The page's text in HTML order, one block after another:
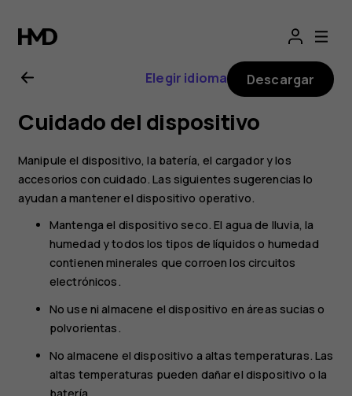
Manual
del
usuario
de
Nokia 110
(2019)
Elegir idioma Descargar
Cuidado del dispositivo
Manipule el dispositivo, la batería, el cargador y los
accesorios con cuidado. Las siguientes sugerencias lo
ayudan a mantener el dispositivo operativo.
Mantenga el dispositivo seco. El agua de lluvia, la
humedad y todos los tipos de líquidos o humedad
contienen minerales que corroen los circuitos
electrónicos.
No use ni almacene el dispositivo en áreas sucias o
polvorientas.
No almacene el dispositivo a altas temperaturas. Las
altas temperaturas pueden dañar el dispositivo o la